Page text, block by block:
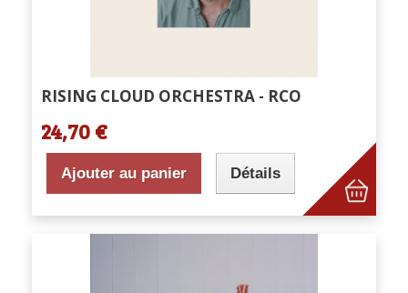
RISING CLOUD ORCHESTRA - RCO
24,70 €
Ajouter au panier Détails